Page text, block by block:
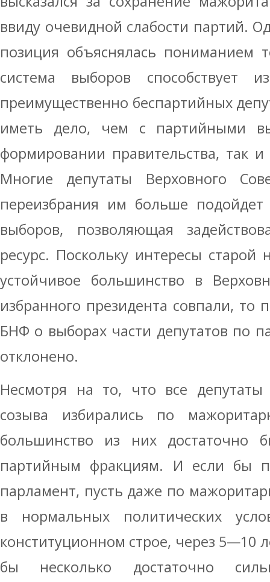
ввиду очевидной слабости партий.
позиция объяснялась пониманием
система выборов способствует
преимущественно беспартийных
иметь дело, чем с партийными
формировании правительства, так
Многие депутаты Верховного
переизбрания им больше подойдет
выборов, позволяющая
ресурс. Поскольку интересы
устойчивое большинство в
избранного президента совпали, то
БНФ о выборах части депутатов по
отклонено.
Несмотря на то, что все депутаты
созыва избирались по
большинство из них достаточно
партийным фракциям. И если бы
парламент, пусть даже по
в нормальных политических
конституционном строе, через 5—10
бы несколько достаточно